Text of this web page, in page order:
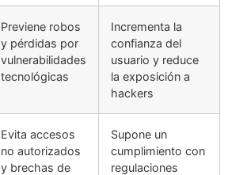
Previene robos
y pérdidas por
vulnerabilidades
tecnológicas
Incrementa la
confianza del
usuario y reduce
la exposición a
hackers
Evita accesos
no autorizados
y brechas de
Supone un
cumplimiento con
regulaciones